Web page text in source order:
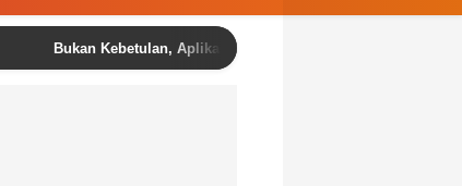
Bukan Kebetulan, Aplikasi Cek Bansos Membuat Warga Merasa